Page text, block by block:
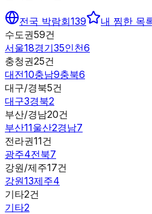
전국 박람회139
내 찜한 목
수도권59건
서울18경기35인천6
충청권25건
대전10충남9충북6
대구/경북5건
대구3경북2
부산/경남20건
부산11울산2경남7
전라권11건
광주4전북7
강원/제주17건
강원13제주4
기타2건
기타2